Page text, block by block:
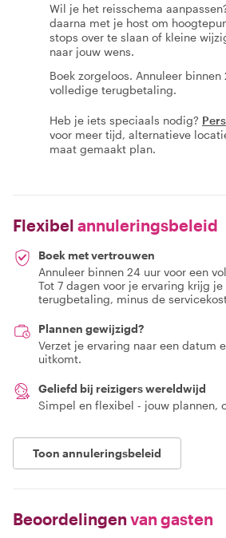
Wil je het reisschema
daarna met je host om
stops over te slaan of kleine
naar jouw wens.
Boek zorgeloos. Annuleer binnen
volledige terugbetaling.
Heb je iets speciaals nodig?
voor meer tijd, alternatieve
maat gemaakt plan.
Flexibel annuleringsbeleid
Boek met vertrouwen
Annuleer binnen 24 uur voor een
Tot 7 dagen voor je ervaring krijg je
terugbetaling, minus de
Plannen gewijzigd?
Verzet je ervaring naar een datum
uitkomt.
Geliefd bij reizigers wereldwijd
Simpel en flexibel - jouw plannen,
Toon annuleringsbeleid
Beoordelingen van gasten